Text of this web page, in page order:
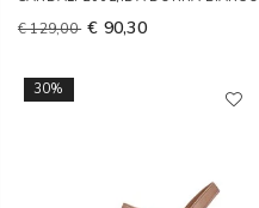
€ 129,00 € 90,30
30%